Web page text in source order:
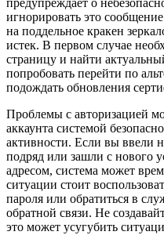
предупреждает о
игнорировать это
на поддельное кракен
истек. В первом случае
страницу и найти
попробовать перейти по
подождать обновления
Проблемы с авторизацией
аккаунта системой
активности. Если вы ввели
подряд или зашли с нового
адресом, система может
ситуации стоит
пароля или обратиться в
обратной связи. Не
это может усугубить